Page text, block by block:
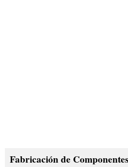
Fabricación de